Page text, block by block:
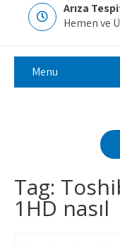
Arıza
Hemen ve
Menu
Tag:
1HD nasıl